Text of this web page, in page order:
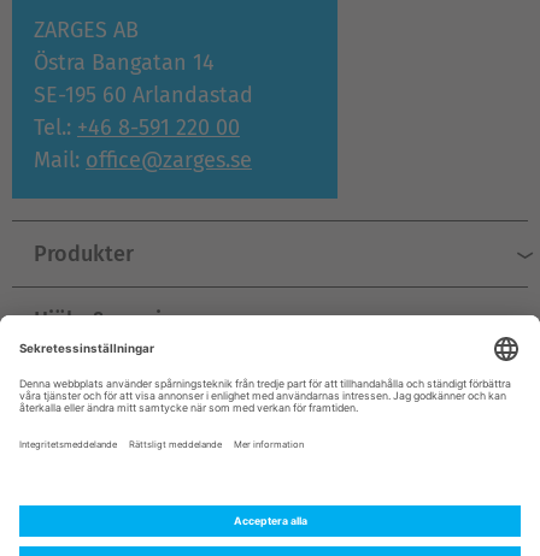
ZARGES AB
Östra Bangatan 14
SE-195 60 Arlandastad
Tel.: +46 8-591 220 00
Mail: office@zarges.se
Produkter
Hjälp & service
Företag
Kontakt